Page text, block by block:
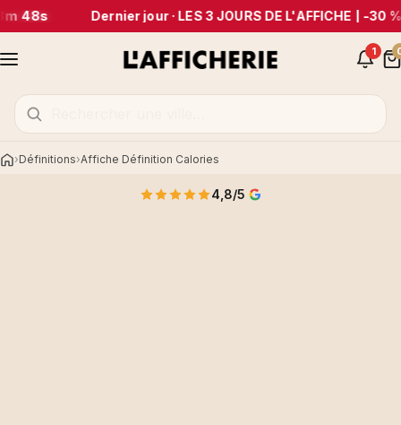
48s Dernier jour · LES 3 JOURS DE L'AFFICHE | -30 %
1
AccueilDéfinitions Affiche Définition Calories
4,8/5